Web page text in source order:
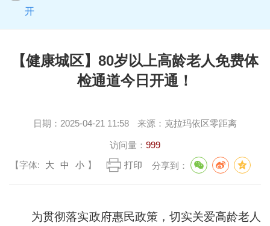
开
【健康城区】80岁以上高龄老人免费体
检通道今日开通！
日期： 2025-04-21 11:58 来源： 克拉玛依区零距离
访问量： 999
【字体:
大 中 小 】 打印 分享到：
为贯彻落实政府惠民政策，切实关爱高龄老人